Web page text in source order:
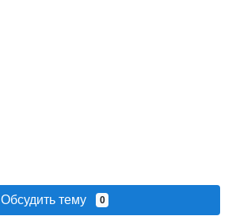
Обсудить тему 0